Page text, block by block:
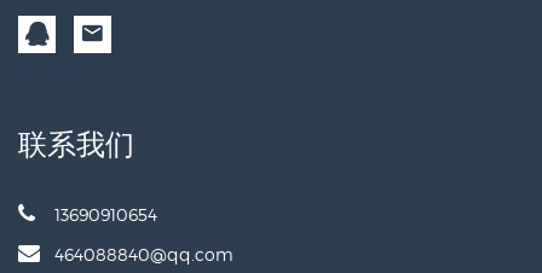
联系我们
13690910654
464088840@qq.com